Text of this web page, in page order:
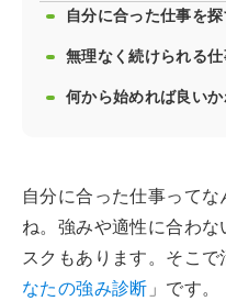
自分に合った仕事を
無理なく続けられる
何から始めれば良い
自分に合った仕事って
ね。強みや適性に合わ
スクもあります。そこで
なたの強み診断 」です。